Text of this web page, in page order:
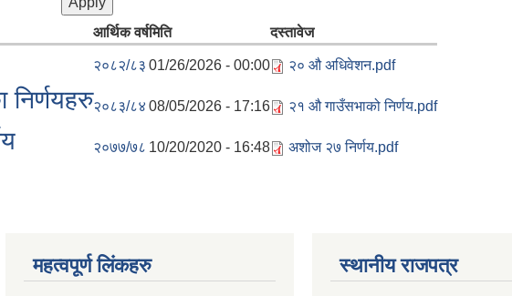
आर्थिक वर्षमिति दस्तावेज
२०८२/८३ 01/26/2026 - 00:00 २० औ अधिवेशन.pdf
२०८३/८४ 08/05/2026 - 17:16 २१ ‌औ गाउँसभाको निर्णय.pdf
२०७७/७८ 10/20/2020 - 16:48 अशोज २७ निर्णय.pdf
महत्वपूर्ण लिंकहरु स्थानीय राजपत्र